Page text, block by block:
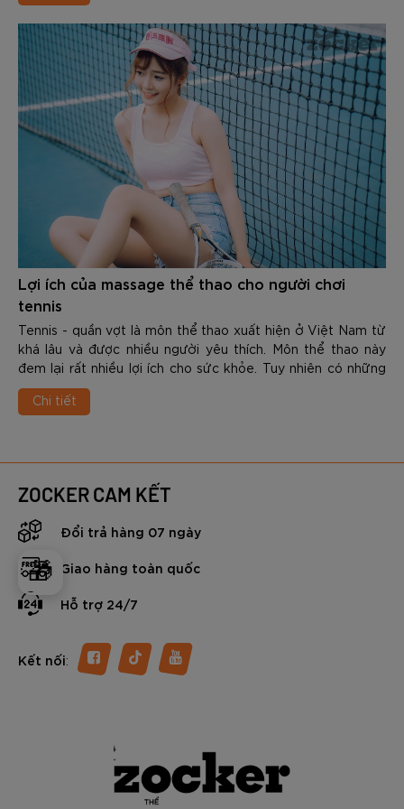
🎁
Lợi ích của massage thể thao cho người chơi
tennis
Tennis - quần vợt là môn thể thao xuất hiện ở Việt Nam từ
khá lâu và được nhiều người yêu thích. Môn thể thao này
đem lại rất nhiều lợi ích cho sức khỏe. Tuy nhiên có những
thời điểm người chơi cảm th...
Chi tiết
ZOCKER CAM KẾT
Đổi trả hàng 07 ngày
Giao hàng toàn quốc
Hỗ trợ 24/7
Kết nối: